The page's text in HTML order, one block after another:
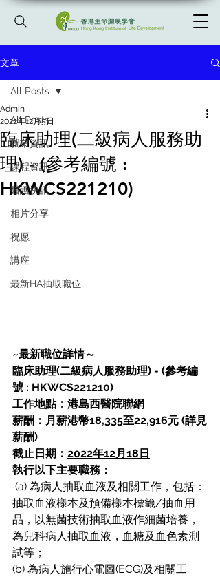
文章
All Posts
就業資訊
課程資訊
醫護快訊
相片分享
祝愿
講座
最新HA抽取職位
All Posts
臨床助理(二級病人服務助
理) - (參考編號 :
HKWCS221210)
Admin
2022年12月5日
~最新職位詳情～
臨床助理(二級病人服務助理) - (參考編
號 : HKWCS221210)
工作地點： 港島西醫院聯網
薪酬：月薪港幣18,335至22,916元 (詳見
薪酬)
截止日期： 2022年12月18日
執行以下主要職務：
抽取血液樣本及預備樣本標籤/抽血用
品，以無菌技術抽取血液作細菌培養，
為兒科病人抽取血液，血糖及血色素測
試等；
(b) 為病人施行心電圖(ECG)及相關工